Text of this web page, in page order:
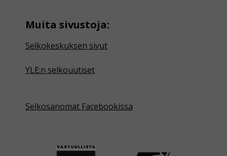
Muita sivustoja:
Selkokeskuksen sivut
YLE:n selkouutiset
Selkosanomat Facebookissa